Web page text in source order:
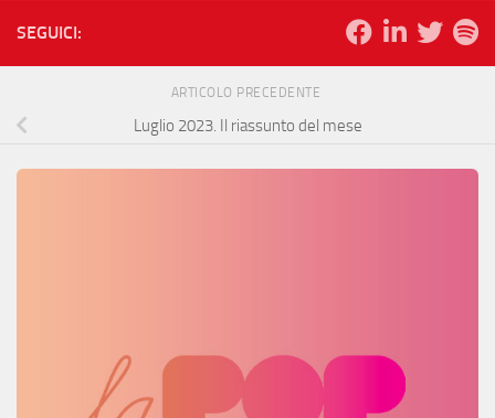
SEGUICI:
ARTICOLO PRECEDENTE
Luglio 2023. Il riassunto del mese